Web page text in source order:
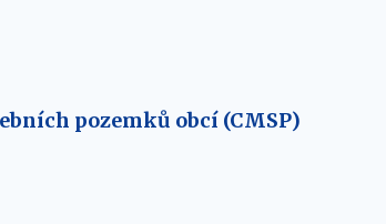
pozemků obcí (CMSP)